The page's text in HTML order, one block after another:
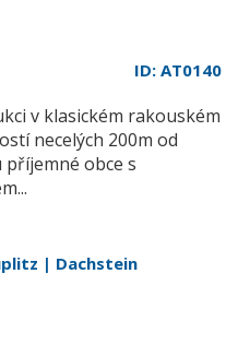
ID: AT0140
v klasickém rakouském
necelých 200m od
obce s
| Dachstein